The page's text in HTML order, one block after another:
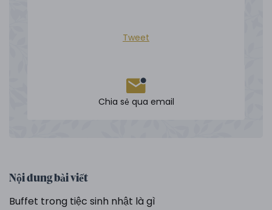
Tweet
Chia sẻ qua email
Nội dung bài viết
Buffet trong tiệc sinh nhật là gì